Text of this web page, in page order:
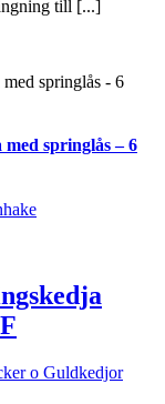
till [...]
springlås – 6
o Guldkedjor